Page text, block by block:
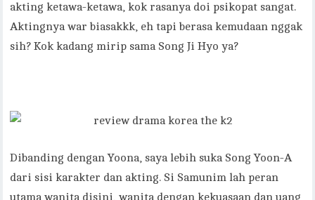
akting ketawa-ketawa, kok rasanya doi psikopat sangat.
Aktingnya war biasakkk, eh tapi berasa kemudaan nggak
sih? Kok kadang mirip sama Song Ji Hyo ya?
Dibanding dengan Yoona, saya lebih suka Song Yoon-A
dari sisi karakter dan akting. Si Samunim lah peran
utama wanita disini, wanita dengan kekuasaan dan uang